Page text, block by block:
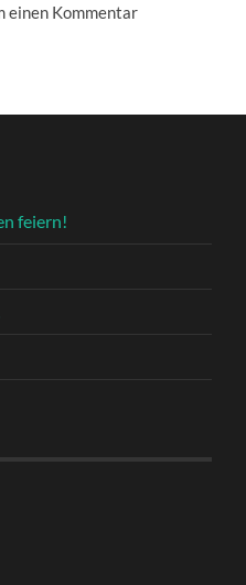
einen Kommentar
feiern!